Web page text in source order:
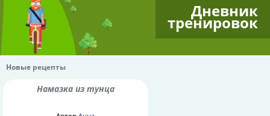
Дневник
тренировок
Новые рецепты
Намазка из тунца